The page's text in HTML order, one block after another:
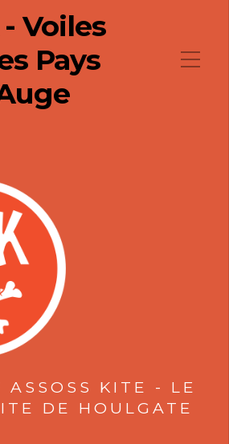
Voiles
Pays
ASSOSS KITE - LE
DE HOULGATE